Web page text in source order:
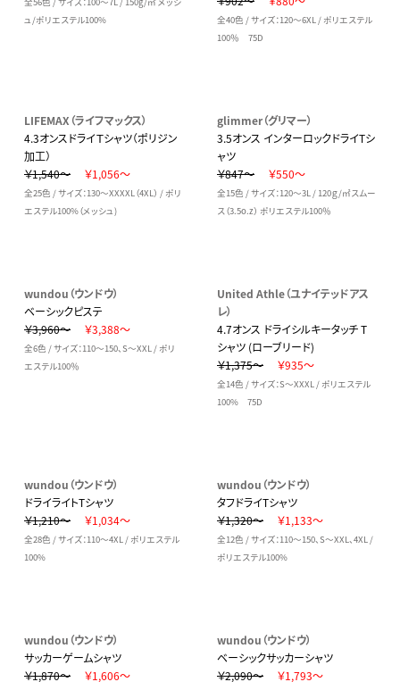
ュ/ポリエステル100%
全40色 / サイズ：120～6XL / ポリエステル
100％ 75D
LIFEMAX（ライフマックス）
4.3オンスドライＴシャツ（ポリジン
加工）
￥1,540～
￥1,056～
全25色 / サイズ：130～XXXXL（4XL） / ポリ
エステル100%（メッシュ)
glimmer（グリマー）
3.5オンス インターロックドライTシ
ャツ
￥847～
￥550～
全15色 / サイズ：120～3L / 120ｇ/㎡スムー
ス（3.5o.z） ポリエステル100％
wundou（ウンドウ）
ベーシックピステ
￥3,960～
￥3,388～
全6色 / サイズ：110～150、S～XXL / ポリ
エステル100％
United Athle（ユナイテッドアス
レ）
4.7オンス ドライシルキータッチ T
シャツ (ローブリード)
￥1,375～
￥935～
全14色 / サイズ：S～XXXL / ポリエステル
100% 75D
wundou（ウンドウ）
ドライライトTシャツ
￥1,210～
￥1,034～
全28色 / サイズ：110～4XL / ポリエステル
100%
wundou（ウンドウ）
タフドライTシャツ
￥1,320～
￥1,133～
全12色 / サイズ：110～150、S～XXL、4XL /
ポリエステル100%
wundou（ウンドウ）
サッカーゲームシャツ
￥1,870～
￥1,606～
wundou（ウンドウ）
ベーシックサッカーシャツ
￥2,090～
￥1,793～